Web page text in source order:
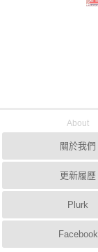
About
關於我們
更新履歷
Plurk
Facebook